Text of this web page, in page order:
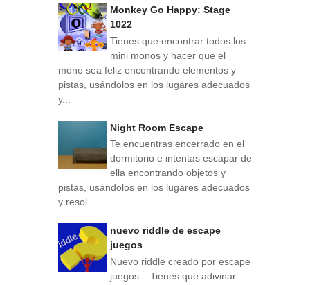
Monkey Go Happy: Stage
1022
Tienes que encontrar todos los
mini monos y hacer que el
mono sea feliz encontrando elementos y
pistas, usándolos en los lugares adecuados
y...
Night Room Escape
Te encuentras encerrado en el
dormitorio e intentas escapar de
ella encontrando objetos y
pistas, usándolos en los lugares adecuados
y resol...
nuevo riddle de escape
juegos
Nuevo riddle creado por escape
juegos . Tienes que adivinar